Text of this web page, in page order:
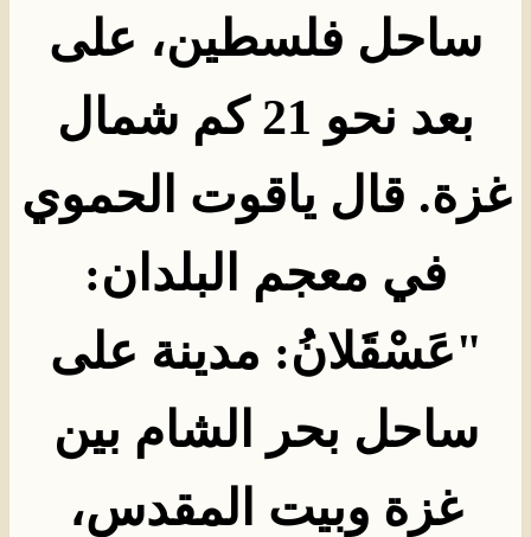
ساحل فلسطين، على
بعد نحو 21 كم شمال
غزة. قال ياقوت الحموي
في معجم البلدان:
"عَسْقَلانُ: مدينة على
ساحل بحر الشام بين
غزة وبيت المقدس،